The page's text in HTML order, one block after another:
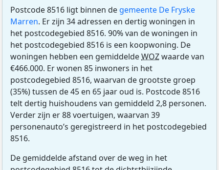
Postcode 8516 ligt binnen de gemeente De Fryske
Marren. Er zijn 34 adressen en dertig woningen in
het postcodegebied 8516. 90% van de woningen in
het postcodegebied 8516 is een koopwoning. De
woningen hebben een gemiddeldeWOZwaarde van
€466.000. Er wonen 85 inwoners in het
postcodegebied 8516, waarvan de grootste groep
(35%) tussen de 45 en 65 jaar oud is. Postcode 8516
telt dertig huishoudens van gemiddeld 2,8 personen.
Verder zijn er 88 voertuigen, waarvan 39
personenauto’s geregistreerd in het postcodegebied
8516.
De gemiddelde afstand over de weg in het